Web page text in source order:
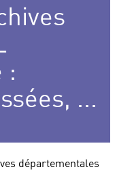
:
...
départementales